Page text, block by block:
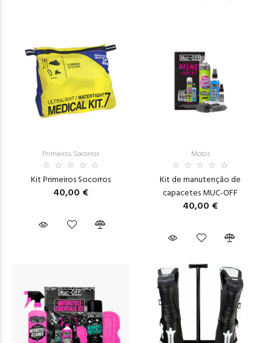
Primeiros Socorros
Kit Primeiros Socorros
40,00 €
Motos
Kit de manutenção de
capacetes MUC-OFF
40,00 €